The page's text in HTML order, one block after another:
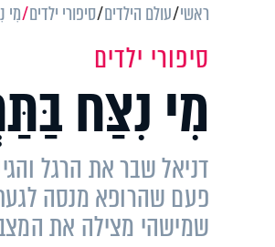
ראשי עולם הילדים סיפורי ילדים מִי
סיפורי ילדים
מִי נִצַּח
דניאל שבר את הרגל
פעם שהרופא מנסה
שמישהי מצילה את